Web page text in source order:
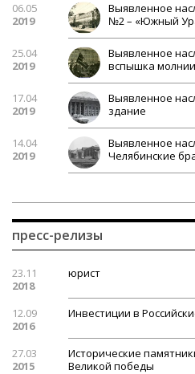
06.05
2019
Выявленное
№2 – «Южный
25.04
2019
Выявленное
вспышка молнии
17.04
2019
Выявленное
здание
14.04
2019
Выявленное
Челябинские
пресс-релизы
23.11
2018
юрист
12.09
2016
Инвестиции в
27.03
2015
Исторические
Великой победы